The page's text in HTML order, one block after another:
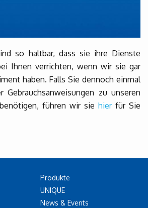
so haltbar, dass sie ihre Dienste
Ihnen verrichten, wenn wir sie gar
haben. Falls Sie dennoch einmal
Gebrauchsanweisungen zu unseren
führen wir sie hierfür Sie
Produkte
UNIQUE
News & Events